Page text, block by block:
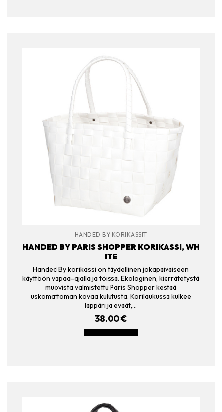
HANDED BY KORIKASSIT
HANDED BY PARIS SHOPPER KORIKASSI, WH
ITE
Handed By korikassi on täydellinen jokapäiväiseen
käyttöön vapaa-ajalla ja töissä. Ekologinen, kierrätetystä
muovista valmistettu Paris Shopper kestää
uskomattoman kovaa kulutusta. Korilaukussa kulkee
läppäri ja eväät,…
38.00€